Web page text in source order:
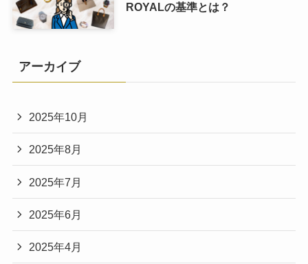
ROYALの基準とは？
アーカイブ
2025年10月
2025年8月
2025年7月
2025年6月
2025年4月